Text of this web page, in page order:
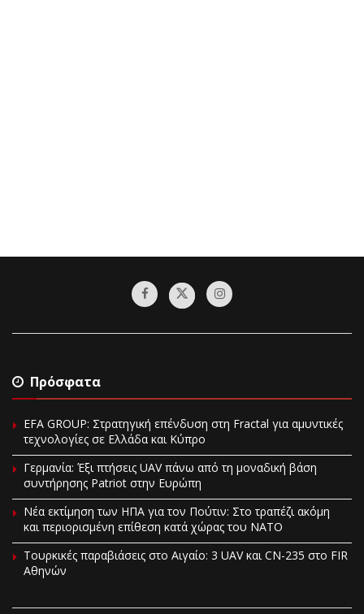
Πρόσφατα
EFA GROUP: Στρατηγική επένδυση στη Fractal για αμυντικές
τεχνολογίες σε Ελλάδα και Κύπρο
Γερμανία: Έξι πτήσεις UAV πάνω από τη μοναδική βάση
συντήρησης Patriot στην Ευρώπη
Νέα εκτίμηση των ΗΠΑ για τον Πούτιν: Στο τραπέζι ακόμη
και περιορισμένη επίθεση κατά χώρας του ΝΑΤΟ
Τουρκικές παραβιάσεις στο Αιγαίο: 3 UAV και CN-235 στο FIR
Αθηνών